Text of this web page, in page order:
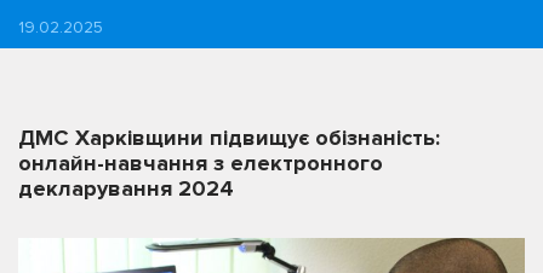
19.02.2025
ДМС Харківщини підвищує обізнаність:
онлайн-навчання з електронного
декларування 2024